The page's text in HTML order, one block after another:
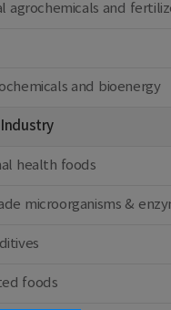
agrochemicals and
and bioenergy
health foods
microorganisms &
foods